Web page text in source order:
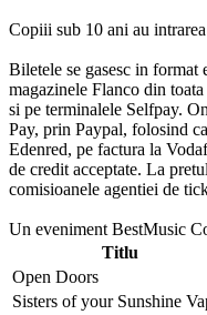
Copiii sub 10 ani au
Biletele se gasesc in format
magazinele Flanco din
si pe terminalele Selfpay.
Pay, prin Paypal, folosind
Edenred, pe factura la
de credit acceptate. La
comisioanele agentiei de
Un eveniment BestMusic
Titlu
Open Doors
Sisters of your Sunshine